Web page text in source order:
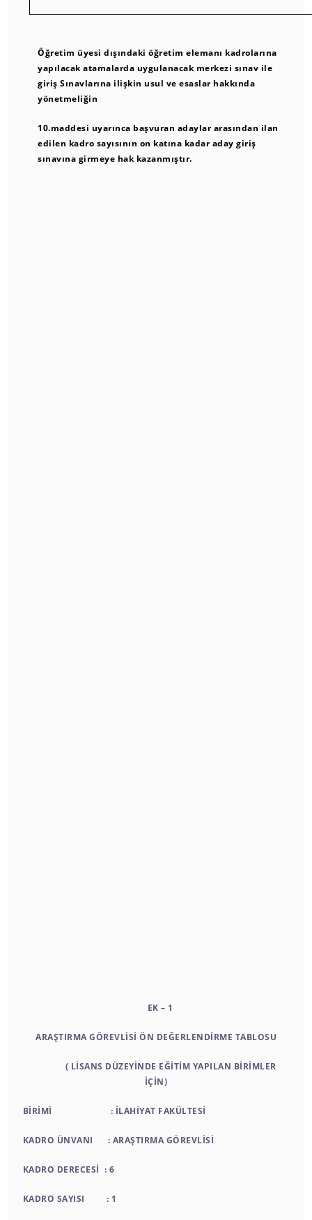
Öğretim üyesi dışındaki öğretim elemanı kadrolarına
yapılacak atamalarda uygulanacak merkezi sınav ile
giriş Sınavlarına ilişkin usul ve esaslar hakkında
yönetmeliğin
10.maddesi uyarınca başvuran adaylar arasından ilan
edilen kadro sayısının on katına kadar aday giriş
sınavına girmeye hak kazanmıştır.
EK – 1
ARAŞTIRMA GÖREVLİSİ ÖN DEĞERLENDİRME TABLOSU
( LİSANS DÜZEYİNDE EĞİTİM YAPILAN BİRİMLER
İÇİN)
BİRİMİ : İLAHİYAT FAKÜLTESİ
KADRO ÜNVANI : ARAŞTIRMA GÖREVLİSİ
KADRO DERECESİ : 6
KADRO SAYISI : 1